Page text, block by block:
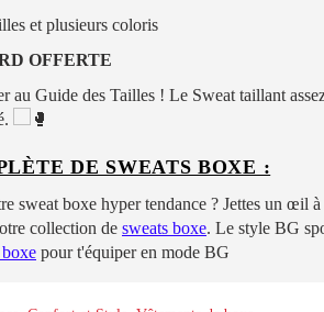
et plusieurs coloris
OFFERTE
au Guide des Tailles ! Le Sweat taillant
DE SWEATS BOXE :
sweat boxe hyper tendance ? Jettes un œil
collection de sweats boxe. Le style BG
pour t'équiper en mode BG